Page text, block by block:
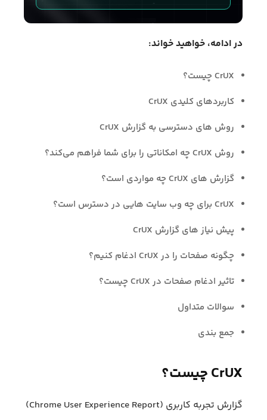
در ادامه، خواهید خواند:
CrUX چیست؟
کاربردهای کلیدی CrUX
روش های دسترسی به گزارش CrUX
روش CrUX چه امکاناتی را برای شما فراهم می‌کند؟
گزارش های CrUX چه مواردی است؟
CrUX برای چه وب سایت هایی در دسترس است؟
پیش نیاز های گزارش CrUX
چگونه صفحات را در CrUX ادغام کنیم؟
تاثیر ادغام صفحات در CrUX چیست؟
سوالات متداول
جمع بندی
CrUX چیست؟
گزارش تجربه کاربری (Chrome User Experience Report)